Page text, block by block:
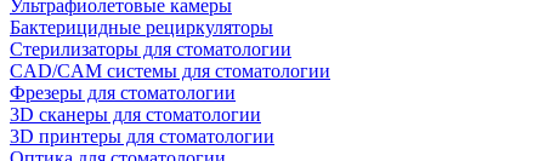
Ультрафиолетовые камеры
Бактерицидные рециркуляторы
Стерилизаторы для стоматологии
CAD/CAM системы для стоматологии
Фрезеры для стоматологии
3D cканеры для стоматологии
3D принтеры для стоматологии